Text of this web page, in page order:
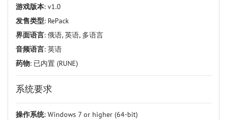
游戏版本: v1.0
发售类型: RePack
界面语言: 俄语, 英语, 多语言
音频语言: 英语
药物: 已内置 (RUNE)
系统要求
操作系统: Windows 7 or higher (64-bit)